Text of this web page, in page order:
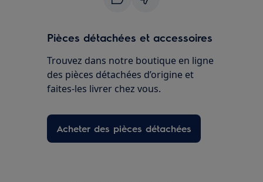
Pièces détachées et accessoires
Trouvez dans notre boutique en ligne
des pièces détachées d’origine et
faites-les livrer chez vous.
Acheter des pièces détachées